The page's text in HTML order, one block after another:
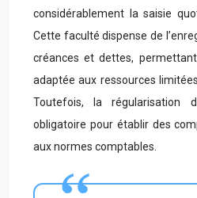
considérablement la saisie
Cette faculté dispense de
créances et dettes,
adaptée aux ressources
Toutefois, la régularisation
obligatoire pour établir des
aux normes comptables.